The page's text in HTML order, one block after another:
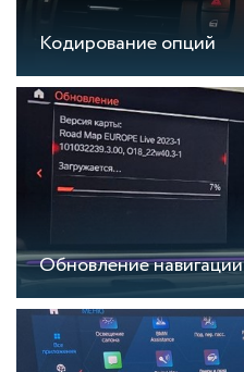
Кодирование опций
Обновление навигации